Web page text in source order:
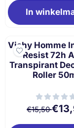
In
Vichy Homme
Resist 72h
Transpirant
Roller
Van
€15,50